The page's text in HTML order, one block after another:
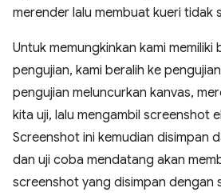
merender lalu membuat kueri tidak
Untuk memungkinkan kami
pengujian, kami beralih ke
pengujian meluncurkan kanvas,
kita uji, lalu mengambil screenshot
Screenshot ini kemudian disimpan
dan uji coba mendatang akan
screenshot yang disimpan dengan